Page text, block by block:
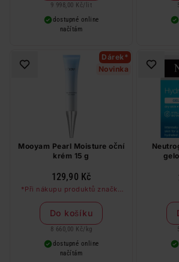
9 998,00 Kč/ lit
dostupné online
načítám
Dárek*
Novinka
Mooyam Pearl Moisture oční
krém 15 g
129,90 Kč
*Při nákupu produktů značky
kolagenovou masku zdarma
Do košíku
8 660,00 Kč/ kg
dostupné online
načítám